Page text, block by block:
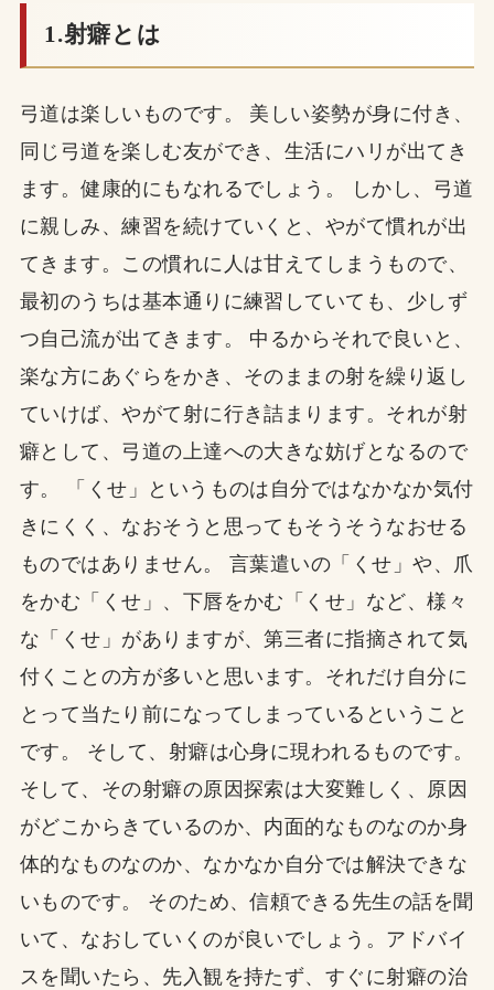
1.射癖とは
弓道は楽しいものです。 美しい姿勢が身に付き、
同じ弓道を楽しむ友ができ、生活にハリが出てき
ます。健康的にもなれるでしょう。 しかし、弓道
に親しみ、練習を続けていくと、やがて慣れが出
てきます。この慣れに人は甘えてしまうもので、
最初のうちは基本通りに練習していても、少しず
つ自己流が出てきます。 中るからそれで良いと、
楽な方にあぐらをかき、そのままの射を繰り返し
ていけば、やがて射に行き詰まります。それが射
癖として、弓道の上達への大きな妨げとなるので
す。 「くせ」というものは自分ではなかなか気付
きにくく、なおそうと思ってもそうそうなおせる
ものではありません。 言葉遣いの「くせ」や、爪
をかむ「くせ」、下唇をかむ「くせ」など、様々
な「くせ」がありますが、第三者に指摘されて気
付くことの方が多いと思います。それだけ自分に
とって当たり前になってしまっているということ
です。 そして、射癖は心身に現われるものです。
そして、その射癖の原因探索は大変難しく、原因
がどこからきているのか、内面的なものなのか身
体的なものなのか、なかなか自分では解決できな
いものです。 そのため、信頼できる先生の話を聞
いて、なおしていくのが良いでしょう。アドバイ
スを聞いたら、先入観を持たず、すぐに射癖の治